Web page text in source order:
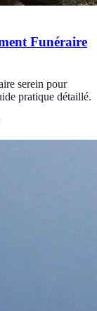
Funéraire
serein pour
pratique détaillé.